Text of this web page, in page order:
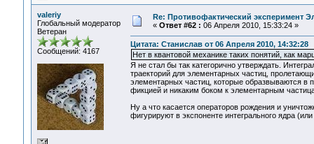
valeriy
Глобальный модератор
Ветеран
Сообщений: 4167
Re: Противофактический эксперимент
« Ответ #62 : 06 Апреля 2010, 15:33:24 »
Цитата: Станислав от 06 Апреля 2010, 14:32:28
Нет в квантовой механике таких понятий, как
Я не стал бы так категорично утверждать.
траекторий для элементарных частиц,
элементарных частиц, которые образвываются в
фикцией и никаким боком к элементарным
Ну а что касается операторов рождения и
фигурируют в экспоненте интегрального ядра